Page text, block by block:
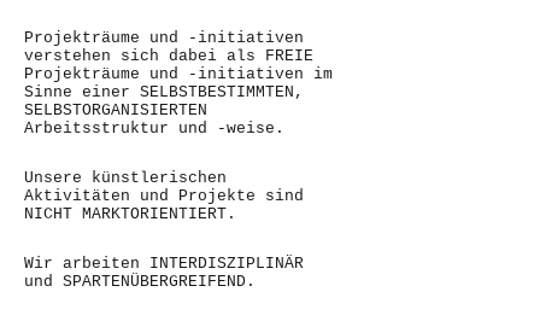
Projekträume und -initiativen
verstehen sich dabei als FREIE
Projekträume und -initiativen im
Sinne einer SELBSTBESTIMMTEN,
SELBSTORGANISIERTEN
Arbeitsstruktur und -weise.
Unsere künstlerischen
Aktivitäten und Projekte sind
NICHT MARKTORIENTIERT.
Wir arbeiten INTERDISZIPLINÄR
und SPARTENÜBERGREIFEND.